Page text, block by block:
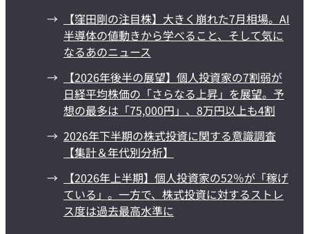
【窪田剛の注目株】大きく崩れた7月相場。AI
半導体の値動きから学べること、そして気に
なるあのニュース
【2026年後半の展望】個人投資家の7割弱が
日経平均株価の「さらなる上昇」を展望。予
想の最多は「75,000円」、8万円以上も4割
2026年下半期の株式投資に関する意識調査
【集計＆年代別分析】
【2026年上半期】個人投資家の52％が「稼げ
ている」。一方で、株式投資に対するストレ
ス度は過去最高水準に